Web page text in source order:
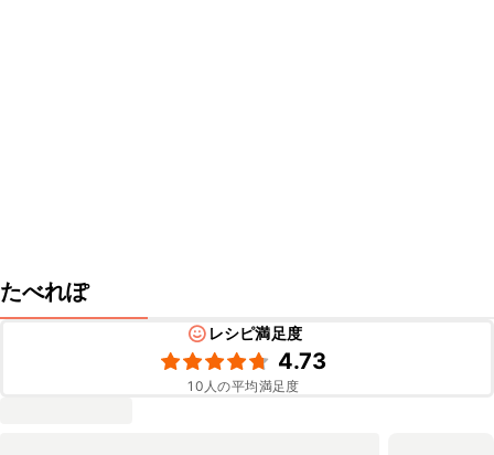
たべれぽ
レシピ満足度
4.73
10 人の平均満足度